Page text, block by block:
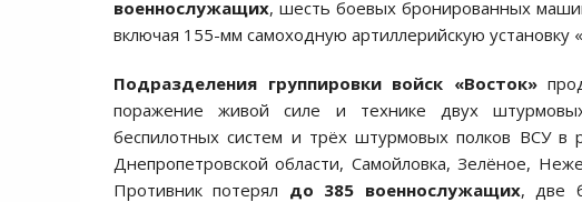
военнослужащих, шесть боевых бронированных
включая 155-мм самоходную артиллерийскую установку
Подразделения группировки войск «Восток»
поражение живой силе и технике двух
беспилотных систем и трёх штурмовых полков ВСУ в
Днепропетровской области, Самойловка, Зелёное,
Противник потерял до 385 военнослужащих, две